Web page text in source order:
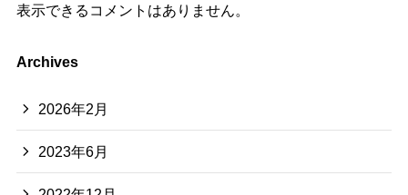
表示できるコメントはありません。
Archives
2026年2月
2023年6月